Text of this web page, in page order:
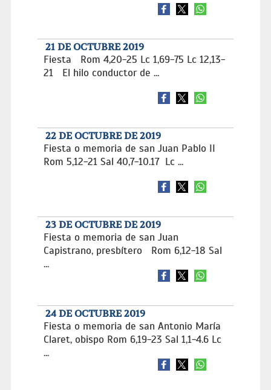
21 DE OCTUBRE 2019
Fiesta Rom 4,20-25 Lc 1,69-75 Lc 12,13-
21 El hilo conductor de ...
22 DE OCTUBRE DE 2019
Fiesta o memoria de san Juan Pablo II
Rom 5,12-21 Sal 40,7-10.17 Lc ...
23 DE OCTUBRE DE 2019
Fiesta o memoria de san Juan
Capistrano, presbítero Rom 6,12-18 Sal
...
24 DE OCTUBRE 2019
Fiesta o memoria de san Antonio María
Claret, obispo Rom 6,19-23 Sal 1,1-4.6 Lc
...